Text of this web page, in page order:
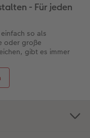
- Für jeden
so als
oder große
gibt es immer
soll es sein.
persönliche
Fotogeschenke von